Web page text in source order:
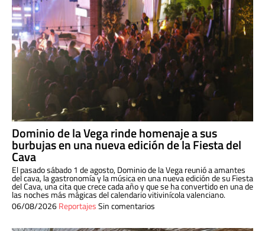
Dominio de la Vega rinde homenaje a sus
burbujas en una nueva edición de la Fiesta del
Cava
El pasado sábado 1 de agosto, Dominio de la Vega reunió a amantes
del cava, la gastronomía y la música en una nueva edición de su Fiesta
del Cava, una cita que crece cada año y que se ha convertido en una de
las noches más mágicas del calendario vitivinícola valenciano.
06/08/2026ReportajesSin comentarios